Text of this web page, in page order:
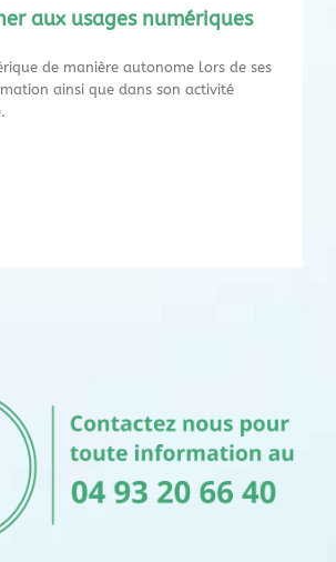
aux usages numériques
de manière autonome lors de ses
ainsi que dans son activité